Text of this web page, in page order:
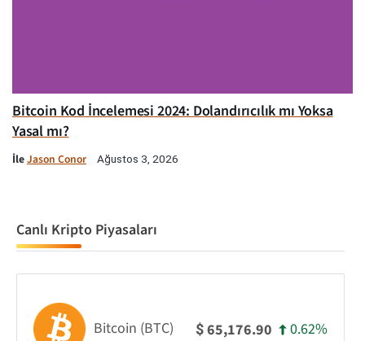
Bitcoin Kod İncelemesi 2024: Dolandırıcılık mı Yoksa
Yasal mı?
İleJason Conor Ağustos 3, 2026
Canlı Kripto Piyasaları
Bitcoin (BTC) $65,176.90 0.62%